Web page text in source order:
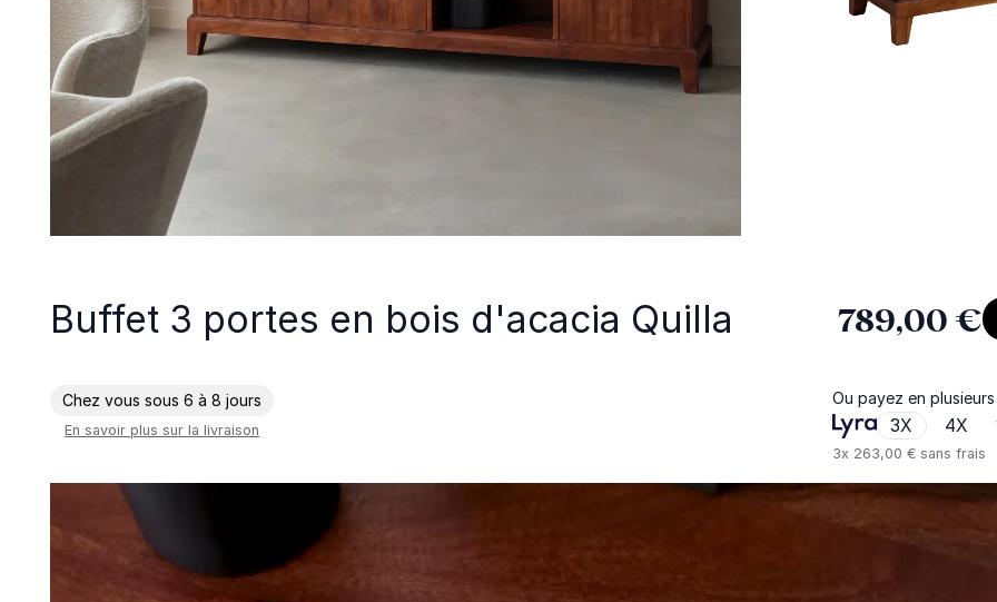
Buffet 3 portes en bois d'acacia Quilla
Chez vous sous 6 à 8 jours
En savoir plus sur la livraison
789,00 €
Ou payez en
3X 4X
3x 263,00 €sans frais